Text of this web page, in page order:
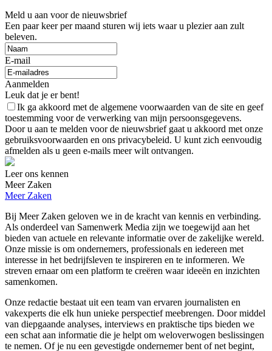
Meld u aan voor de nieuwsbrief
Een paar keer per maand sturen wij iets waar u plezier aan zult
beleven.
E-mail
Aanmelden
Leuk dat je er bent!
Ik ga akkoord met de algemene voorwaarden van de site en geef
toestemming voor de verwerking van mijn persoonsgegevens.
Door u aan te melden voor de nieuwsbrief gaat u akkoord met onze
gebruiksvoorwaarden en ons privacybeleid. U kunt zich eenvoudig
afmelden als u geen e-mails meer wilt ontvangen.
Leer ons kennen
Meer Zaken
Meer Zaken
Bij Meer Zaken geloven we in de kracht van kennis en verbinding.
Als onderdeel van Samenwerk Media zijn we toegewijd aan het
bieden van actuele en relevante informatie over de zakelijke wereld.
Onze missie is om ondernemers, professionals en iedereen met
interesse in het bedrijfsleven te inspireren en te informeren. We
streven ernaar om een platform te creëren waar ideeën en inzichten
samenkomen.
Onze redactie bestaat uit een team van ervaren journalisten en
vakexperts die elk hun unieke perspectief meebrengen. Door middel
van diepgaande analyses, interviews en praktische tips bieden we
een schat aan informatie die je helpt om weloverwogen beslissingen
te nemen. Of je nu een gevestigde ondernemer bent of net begint,